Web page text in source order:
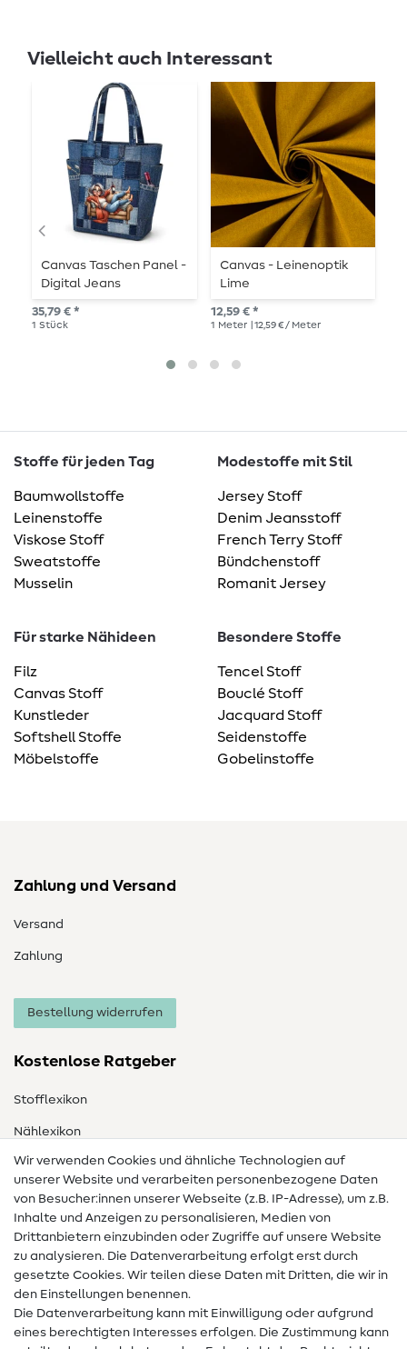
Vielleicht auch Interessant
Canvas Taschen Panel -
Digital Jeans
35,79 € *
1 Stück
Canvas - Leinenoptik
Lime
12,59 € *
1 Meter | 12,59 € / Meter
Stoffe für jeden Tag
Baumwollstoffe
Leinenstoffe
Viskose Stoff
Sweatstoffe
Musselin
Modestoffe mit Stil
Jersey Stoff
Denim Jeansstoff
French Terry Stoff
Bündchenstoff
Romanit Jersey
Für starke Nähideen
Filz
Canvas Stoff
Kunstleder
Softshell Stoffe
Möbelstoffe
Besondere Stoffe
Tencel Stoff
Bouclé Stoff
Jacquard Stoff
Seidenstoffe
Gobelinstoffe
Zahlung und Versand
Versand
Zahlung
Bestellung widerrufen
Kostenlose Ratgeber
Stofflexikon
Nählexikon
Nähanleitungen
Hilfe & Kontakt
Kontakt
Infos zum Betreiberwechsel
FAQ
Widerrufsrecht
Wir verwenden Cookies und ähnliche Technologien auf
unserer Website und verarbeiten personenbezogene Daten
von Besucher:innen unserer Webseite (z.B. IP-Adresse), um z.B.
Inhalte und Anzeigen zu personalisieren, Medien von
Drittanbietern einzubinden oder Zugriffe auf unsere Website
zu analysieren. Die Datenverarbeitung erfolgt erst durch
gesetzte Cookies. Wir teilen diese Daten mit Dritten, die wir in
den Einstellungen benennen.
Die Datenverarbeitung kann mit Einwilligung oder aufgrund
eines berechtigten Interesses erfolgen. Die Zustimmung kann